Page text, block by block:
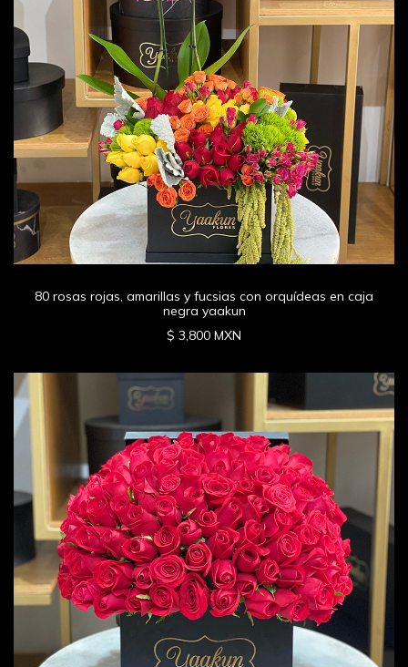
80 rosas rojas, amarillas y fucsias con orquídeas en caja
negra yaakun
$ 3,800 MXN